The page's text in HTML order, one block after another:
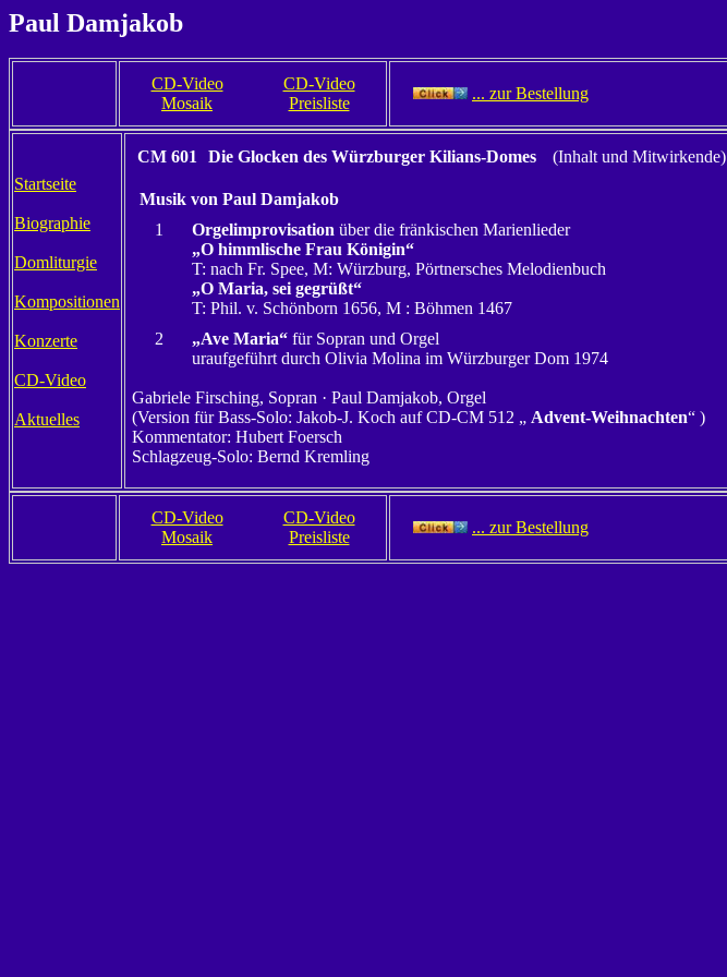
Paul Damjakob
CD-Video
Mosaik
CD-Video
Preisliste
... zur Bestellung
Startseite
Biographie
Domliturgie
Kompositionen
Konzerte
CD-Video
Aktuelles
CM 601 Die Glocken des Würzburger Kilians-Domes (Inhalt und Mitwirkende)
Musik von Paul Damjakob
1
Orgelimprovisation über die fränkischen Marienlieder
„O himmlische Frau Königin“
T: nach Fr. Spee, M: Würzburg, Pörtnersches Melodienbuch
„O Maria, sei gegrüßt“
T: Phil. v. Schönborn 1656, M : Böhmen 1467
2
„Ave Maria“ für Sopran und Orgel
uraufgeführt durch Olivia Molina im Würzburger Dom 1974
Gabriele Firsching, Sopran · Paul Damjakob, Orgel
(Version für Bass-Solo: Jakob-J. Koch auf CD-CM 512 „ Advent-Weihnachten“ )
Kommentator: Hubert Foersch
Schlagzeug-Solo: Bernd Kremling
CD-Video
Mosaik
CD-Video
Preisliste
... zur Bestellung